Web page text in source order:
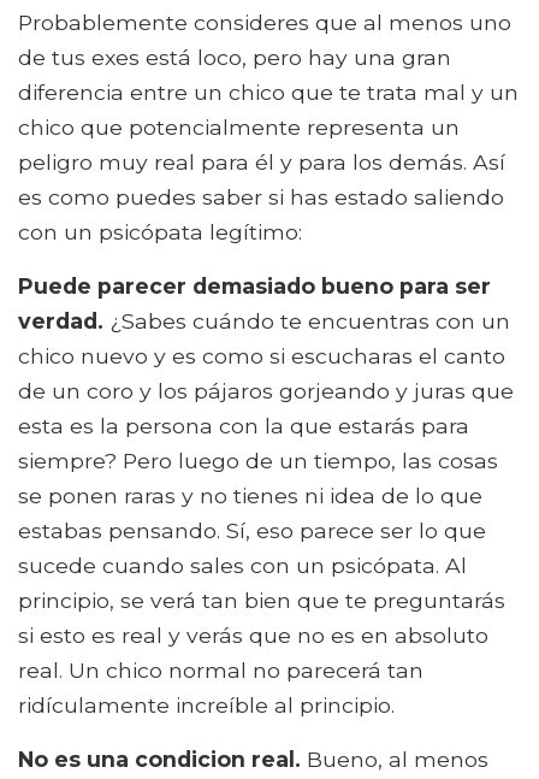
Probablemente consideres que al menos uno
de tus exes está loco, pero hay una gran
diferencia entre un chico que te trata mal y un
chico que potencialmente representa un
peligro muy real para él y para los demás. Así
es como puedes saber si has estado saliendo
con un psicópata legítimo:
Puede parecer demasiado bueno para ser
verdad. ¿Sabes cuándo te encuentras con un
chico nuevo y es como si escucharas el canto
de un coro y los pájaros gorjeando y juras que
esta es la persona con la que estarás para
siempre? Pero luego de un tiempo, las cosas
se ponen raras y no tienes ni idea de lo que
estabas pensando. Sí, eso parece ser lo que
sucede cuando sales con un psicópata. Al
principio, se verá tan bien que te preguntarás
si esto es real y verás que no es en absoluto
real. Un chico normal no parecerá tan
ridículamente increíble al principio.
No es una condicion real. Bueno, al menos